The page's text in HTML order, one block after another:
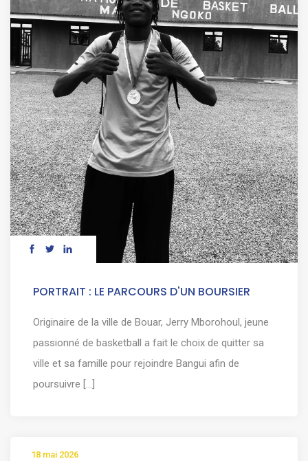
PORTRAIT : LE PARCOURS D'UN BOURSIER
Originaire de la ville de Bouar, Jerry Mborohoul, jeune
passionné de basketball a fait le choix de quitter sa
ville et sa famille pour rejoindre Bangui afin de
poursuivre [...]
18 mai 2026